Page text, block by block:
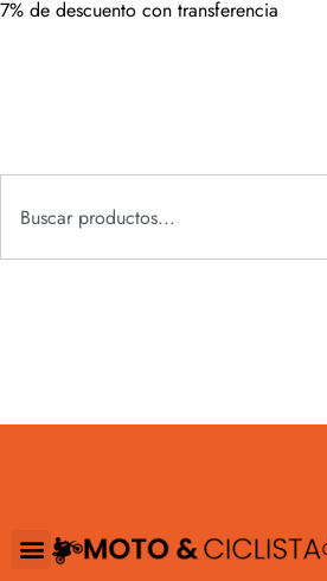
7% de descuento con transferencia